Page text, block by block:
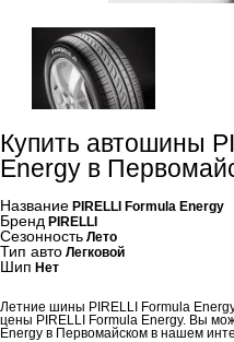
Купить автошины
Energy в
Название PIRELLI Formula Energy
Бренд PIRELLI
Сезонность Лето
Тип авто Легковой
Шип Нет
Летние шины PIRELLI Formula
цены PIRELLI Formula Energy. Вы
Energy в Первомайском в нашем